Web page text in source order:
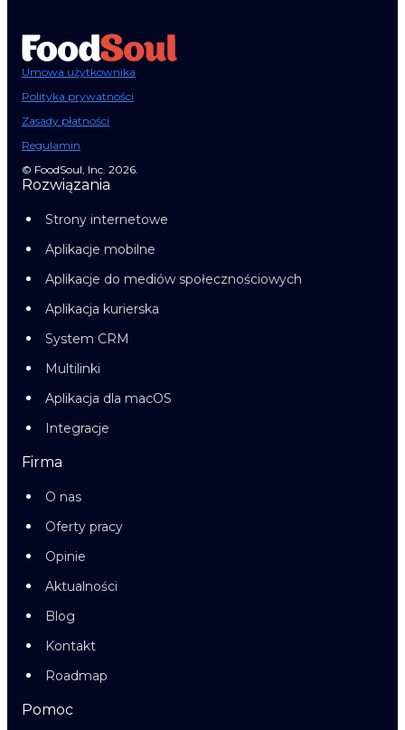
Umowa użytkownika
Polityka prywatności
Zasady płatności
Regulamin
© FoodSoul, Inc. 2026.
Rozwiązania
Strony internetowe
Aplikacje mobilne
Aplikacje do mediów społecznościowych
Aplikacja kurierska
System CRM
Multilinki
Aplikacja dla macOS
Integracje
Firma
O nas
Oferty pracy
Opinie
Aktualności
Blog
Kontakt
Roadmap
Pomoc